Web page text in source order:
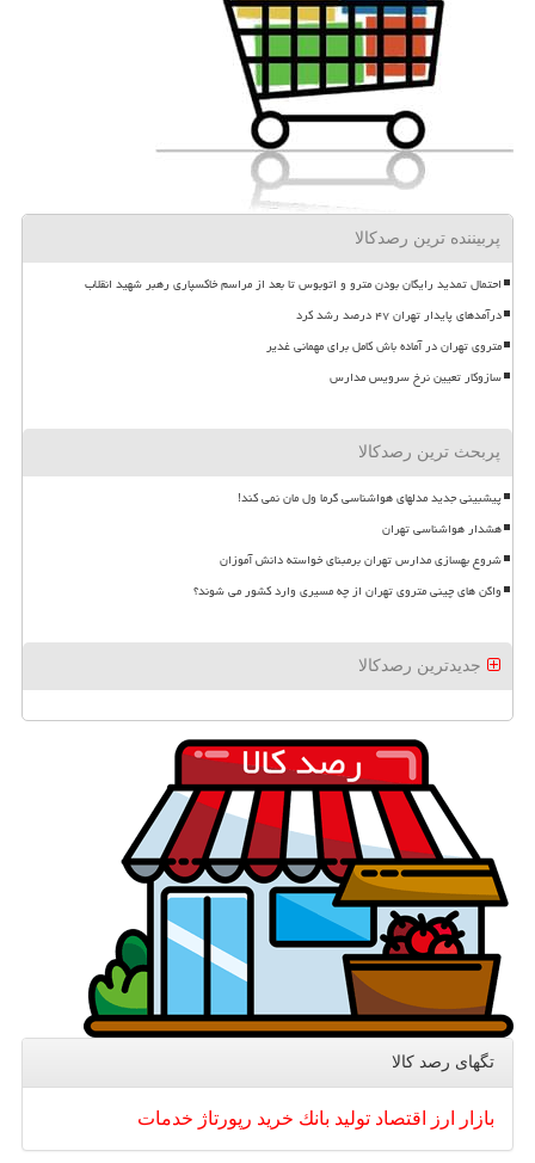
پربیننده ترین رصدکالا
احتمال تمدید رایگان بودن مترو و اتوبوس تا بعد از مراسم خاکسپاری رهبر شهید انقلاب
درآمدهای پایدار تهران ۴۷ درصد رشد کرد
متروی تهران در آماده باش کامل برای مهمانی غدیر
سازوکار تعیین نرخ سرویس مدارس
پربحث ترین رصدکالا
پیشبینی جدید مدلهای هواشناسی گرما ول مان نمی کند!
هشدار هواشناسی تهران
شروع بهسازی مدارس تهران برمبنای خواسته دانش آموزان
واگن های چینی متروی تهران از چه مسیری وارد کشور می شوند؟
جدیدترین رصدکالا
تگهای رصد كالا
بازار ارز اقتصاد تولید بانك خرید رپورتاژ خدمات